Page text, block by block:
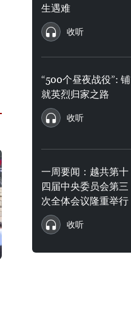
生遇难
收听
“500个昼夜战役”: 铺
就英烈归家之路
收听
一周要闻：越共第十
四届中央委员会第三
次全体会议隆重举行
收听